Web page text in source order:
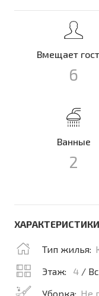
Вмещает
6
Ванные
2
Тип жилья:
Этаж:
4 /
Уборка: Не